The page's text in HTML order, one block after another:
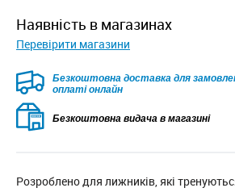
наявність в магазинах
Перевірити магазини
Безкоштовна доставка для
оплаті онлайн
Безкоштовна видача в магазині
Розроблено для лижників, які